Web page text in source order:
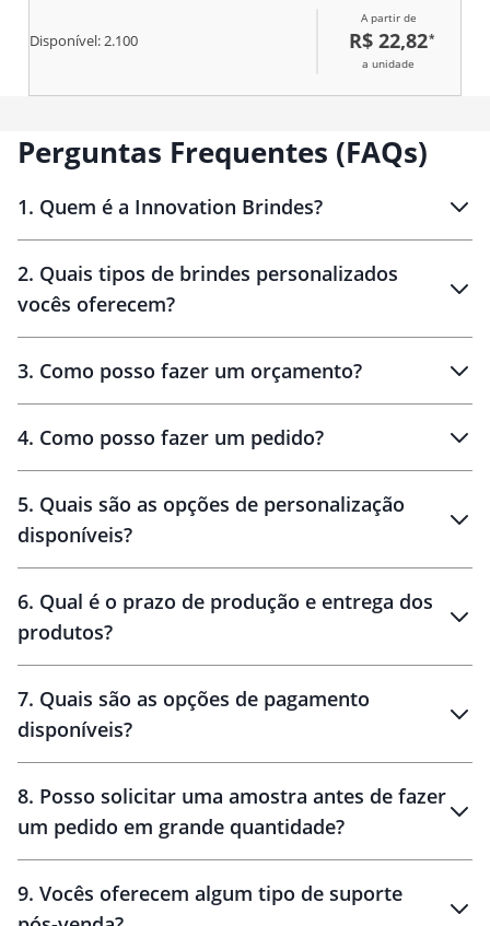
Disponível:2.100
A partir de
R$ 22,82*
a unidade
Perguntas Frequentes (FAQs)
1. Quem é a Innovation Brindes?
Brindes personalizados
2. Quais tipos de brindes personalizados
vocês oferecem?
personalizados
3. Como posso fazer um orçamento?
brinde
personalização
4. Como posso fazer um pedido?
amostra virtual
5. Quais são as opções de personalização
disponíveis?
6. Qual é o prazo de produção e entrega dos
produtos?
10 dias
brinde
48 horas
7. Quais são as opções de pagamento
disponíveis?
8. Posso solicitar uma amostra antes de fazer
um pedido em grande quantidade?
9. Vocês oferecem algum tipo de suporte